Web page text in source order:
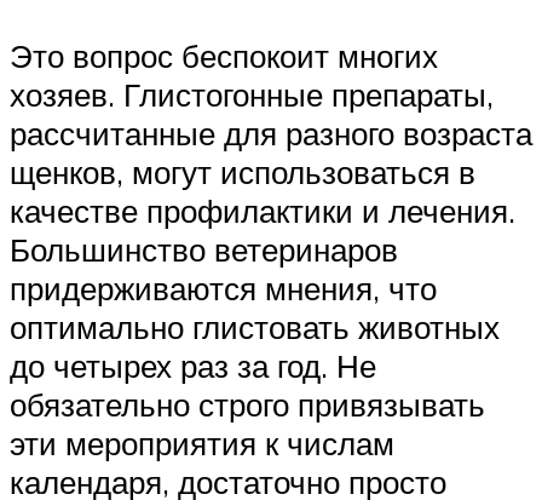
Это вопрос беспокоит многих
хозяев. Глистогонные препараты,
рассчитанные для разного возраста
щенков, могут использоваться в
качестве профилактики и лечения.
Большинство ветеринаров
придерживаются мнения, что
оптимально глистовать животных
до четырех раз за год. Не
обязательно строго привязывать
эти мероприятия к числам
календаря, достаточно просто